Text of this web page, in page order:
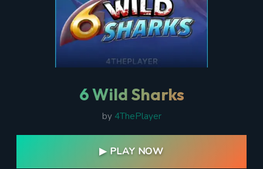
6 Wild Sharks
by 4ThePlayer
▶ PLAY NOW